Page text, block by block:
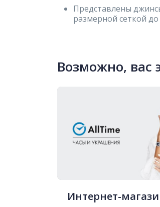
Представлены
размерной сеткой до
Возможно, вас
Интернет-